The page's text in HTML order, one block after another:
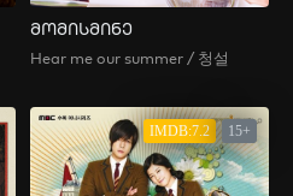
მომისმინე
Hear me our summer / 청설
IMDB:7.2 15+